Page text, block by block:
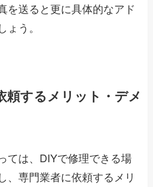
を送ると更に具体的なアド
う。
頼するメリット・デメ
ては、DIYで修理できる場
、専門業者に依頼するメリ